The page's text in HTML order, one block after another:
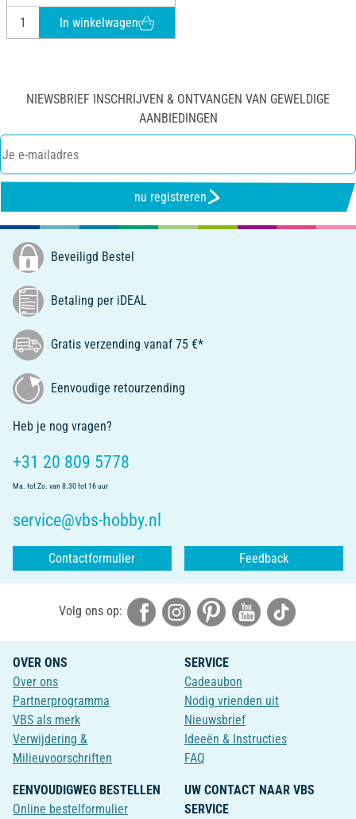
In winkelwagen
NIEWSBRIEF INSCHRIJVEN & ONTVANGEN VAN GEWELDIGE
AANBIEDINGEN
nu registreren
Beveiligd Bestel
Betaling per iDEAL
Gratis verzending vanaf 75 €*
Eenvoudige retourzending
Heb je nog vragen?
+31 20 809 5778
Ma. tot Zo. van 8.30 tot 16 uur
service@vbs-hobby.nl
Contactformulier Feedback
Volg ons op:
OVER ONS
Over ons
Partnerprogramma
VBS als merk
Verwijdering &
Milieuvoorschriften
SERVICE
Cadeaubon
Nodig vrienden uit
Nieuwsbrief
Ideeën & Instructies
FAQ
EENVOUDIGWEG BESTELLEN
Online bestelformulier
UW CONTACT NAAR VBS
SERVICE